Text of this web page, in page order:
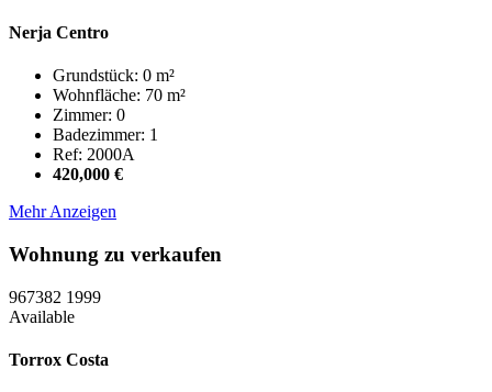
Nerja Centro
Grundstück: 0 m²
Wohnfläche: 70 m²
Zimmer: 0
Badezimmer: 1
Ref: 2000A
420,000 €
Mehr Anzeigen
Wohnung zu verkaufen
967382 1999
Available
Torrox Costa